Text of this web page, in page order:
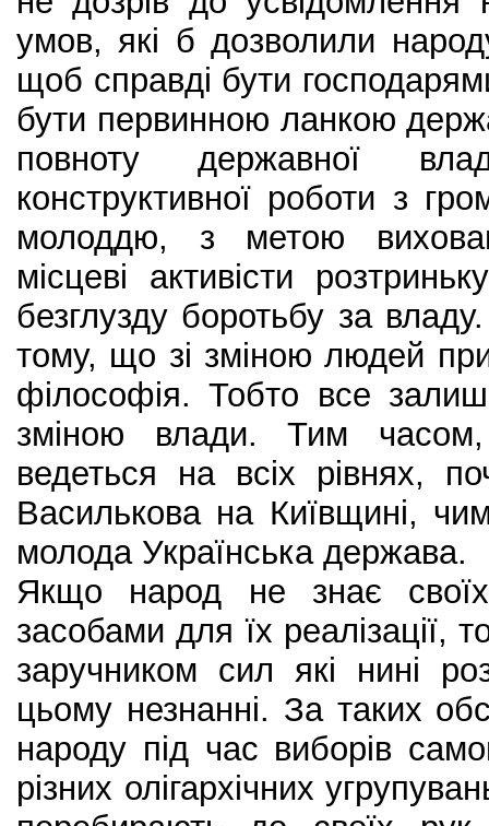
умов, які б дозволили
щоб справді бути
бути первинною ланкою
повноту державної
конструктивної роботи з
молоддю, з метою
місцеві активісти
безглузду боротьбу за
тому, що зі зміною людей
філософія. Тобто все
зміною влади. Тим
ведеться на всіх рівнях,
Василькова на Київщині,
молода Українська держава.
Якщо народ не знає
засобами для їх реалізації,
заручником сил які нині
цьому незнанні. За таких
народу під час виборів
різних олігархічних